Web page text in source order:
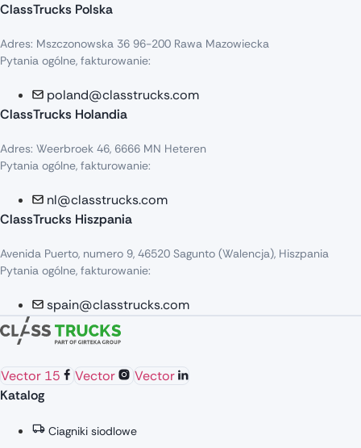
ClassTrucks Polska
Adres: Mszczonowska 36 96-200 Rawa Mazowiecka
Pytania ogólne, fakturowanie:
poland@classtrucks.com
ClassTrucks Holandia
Adres: Weerbroek 46, 6666 MN Heteren
Pytania ogólne, fakturowanie:
nl@classtrucks.com
ClassTrucks Hiszpania
Avenida Puerto, numero 9, 46520 Sagunto (Walencja), Hiszpania
Pytania ogólne, fakturowanie:
spain@classtrucks.com
Vector 15 Vector
Vector
Katalog
Ciagniki siodlowe